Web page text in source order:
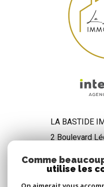
LA BASTIDE
2 Boulevard
06 40 14 29
Comme
utilise les